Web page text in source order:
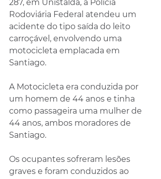
287, em Unistalda, a Polícia
Rodoviária Federal atendeu um
acidente do tipo saída do leito
carroçável, envolvendo uma
motocicleta emplacada em
Santiago.
A Motocicleta era conduzida por
um homem de 44 anos e tinha
como passageira uma mulher de
44 anos, ambos moradores de
Santiago.
Os ocupantes sofreram lesões
graves e foram conduzidos ao